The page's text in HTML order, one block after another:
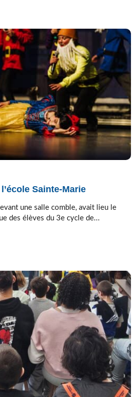
Sainte-Marie
une salle comble, avait lieu le
des élèves du 3e cycle de...